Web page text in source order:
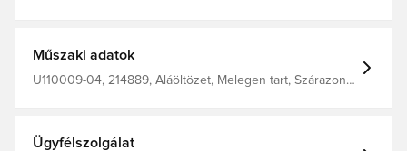
Műszaki adatok
U110009-04, 214889, Aláöltözet, Melegen tart, Szárazon
Ügyfélszolgálat